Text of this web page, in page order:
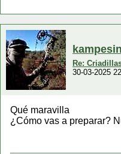
Re:
30-03-2025
Qué maravilla
¿Cómo vas a preparar?